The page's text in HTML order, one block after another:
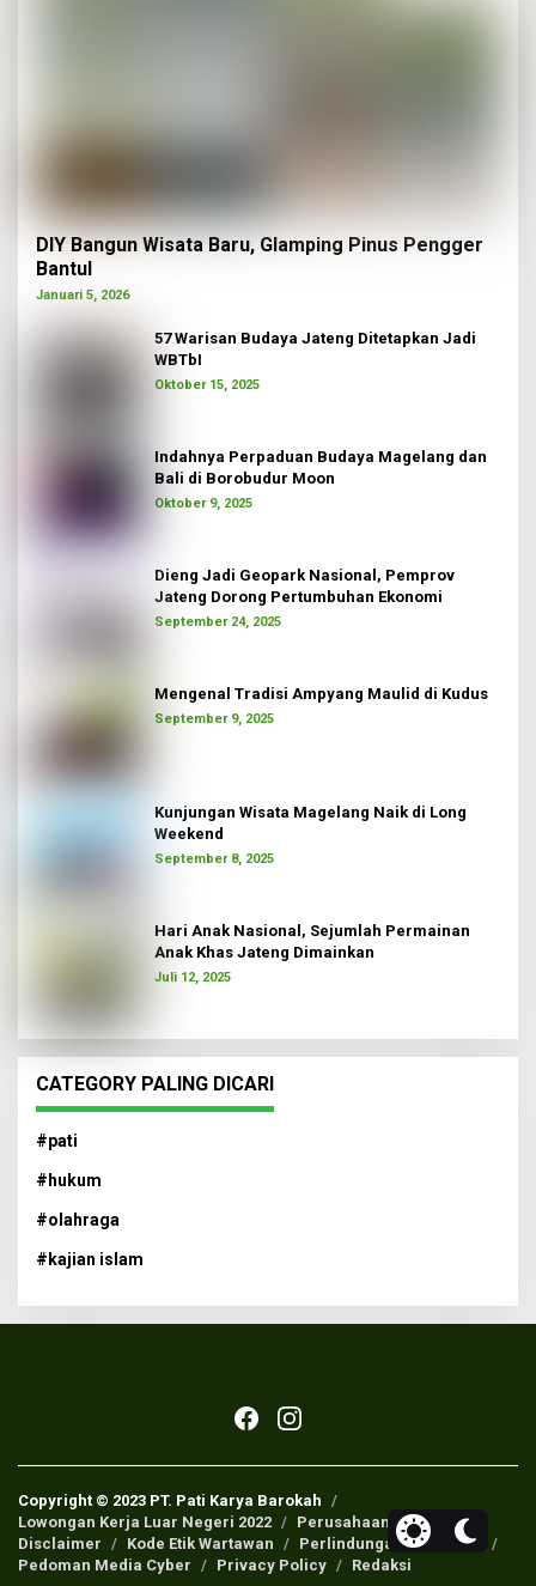
DIY Bangun Wisata Baru, Glamping Pinus Pengger
Bantul
Januari 5, 2026
57 Warisan Budaya Jateng Ditetapkan Jadi
WBTbI
Oktober 15, 2025
Indahnya Perpaduan Budaya Magelang dan
Bali di Borobudur Moon
Oktober 9, 2025
Dieng Jadi Geopark Nasional, Pemprov
Jateng Dorong Pertumbuhan Ekonomi
September 24, 2025
Mengenal Tradisi Ampyang Maulid di Kudus
September 9, 2025
Kunjungan Wisata Magelang Naik di Long
Weekend
September 8, 2025
Hari Anak Nasional, Sejumlah Permainan
Anak Khas Jateng Dimainkan
Juli 12, 2025
CATEGORY PALING DICARI
#pati
#hukum
#olahraga
#kajian islam
Copyright © 2023 PT. Pati Karya Barokah
Lowongan Kerja Luar Negeri 2022
Perusahaan Pers
Disclaimer
Kode Etik Wartawan
Perlindungan Wartawan
Pedoman Media Cyber
Privacy Policy Redaksi